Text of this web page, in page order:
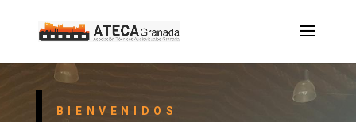
BIENVENIDOS